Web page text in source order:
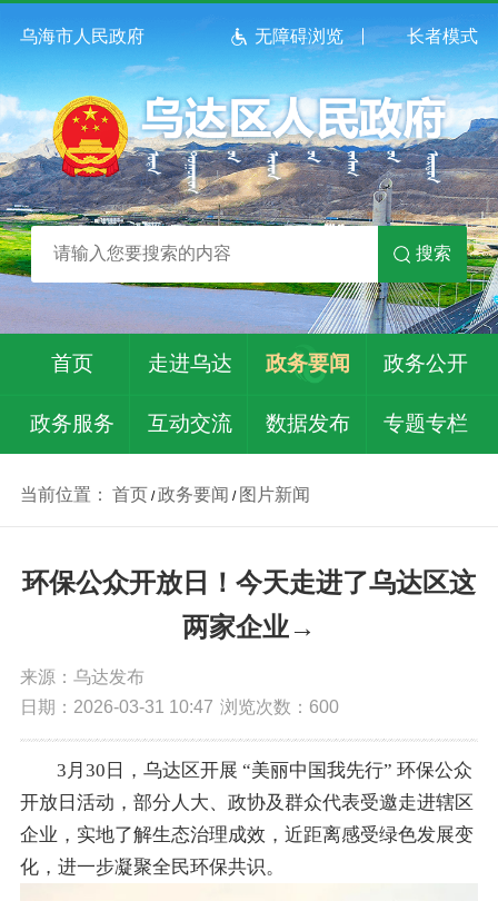
乌海市人民政府 无障碍浏览 长者模式
搜索
首页 走进乌达 政务要闻 政务公开
政务服务 互动交流 数据发布 专题专栏
当前位置： 首页 /政务要闻 / 图片新闻
环保公众开放日！今天走进了乌达区这
两家企业→
来源：乌达发布
日期：2026-03-31 10:47 浏览次数： 600
3月30日，乌达区开展 “美丽中国我先行” 环保公众
开放日活动，部分人大、政协及群众代表受邀走进辖区
企业，实地了解生态治理成效，近距离感受绿色发展变
化，进一步凝聚全民环保共识。